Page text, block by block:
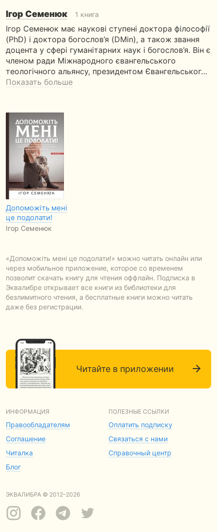
Ігор Семенюк 1 книга
Ігор Семенюк має наукові ступені доктора філософії
(PhD) і доктора богослов’я (DMin), а також звання
доцента у сфері гуманітарних наук і богослов’я. Він є
членом ради Міжнародного євангельського
теологічного альянсу, президентом Євангельськог…
Показать больше
Допоможіть мені
це подолати!
Ігор Семенюк
«Допоможіть мені це подолати!» можно читать онлайн или
через мобильное приложение, которое со временем
позволит скачать книгу для чтения оффлайн. Подписка в
Эквалибре открывает все книги из библиотеки для
безлимитного чтения, а бесплатные книги можно читать
даже без регистрации.
Читайте в приложении
ИНФОРМАЦИЯ
Правообладателям
Соглашение
Читалка
Блог
ПОЛЕЗНЫЕ ССЫЛКИ
Оплатить подписку
Связаться с нами
Справочный центр
ЭКВАЛИБРА © 2012–2026